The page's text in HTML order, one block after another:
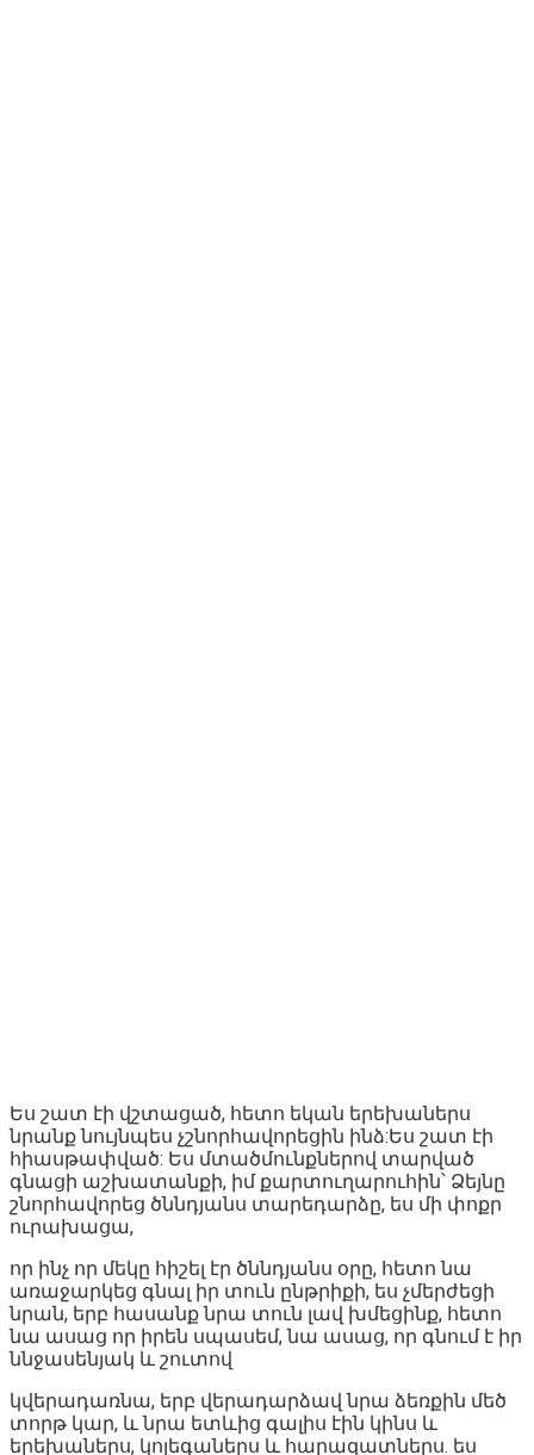
Ես շատ էի վշտացած, հետո եկան երեխաներս
նրանք նույնպես չշնորհավորեցին ինձ:Ես շատ էի
հիասթափված: Ես մտածմունքներով տարված
գնացի աշխատանքի, իմ քարտուղարուհին՝ Ձեյնը
շնորհավորեց ծննդյանս տարեդարձը, ես մի փոքր
ուրախացա,
որ ինչ որ մեկը հիշել էր ծննդյանս օրը, հետո նա
առաջարկեց գնալ իր տուն ընթրիքի, ես չմերժեցի
նրան, երբ հասանք նրա տուն լավ խմեցինք, հետո
նա ասաց որ իրեն սպասեմ, նա ասաց, որ գնում է իր
ննջասենյակ և շուտով
կվերադառնա, երբ վերադարձավ նրա ձեռքին մեծ
տորթ կար, և նրա ետևից գալիս էին կինս և
երեխաներս, կոլեգաներս և հարազատներս. ես